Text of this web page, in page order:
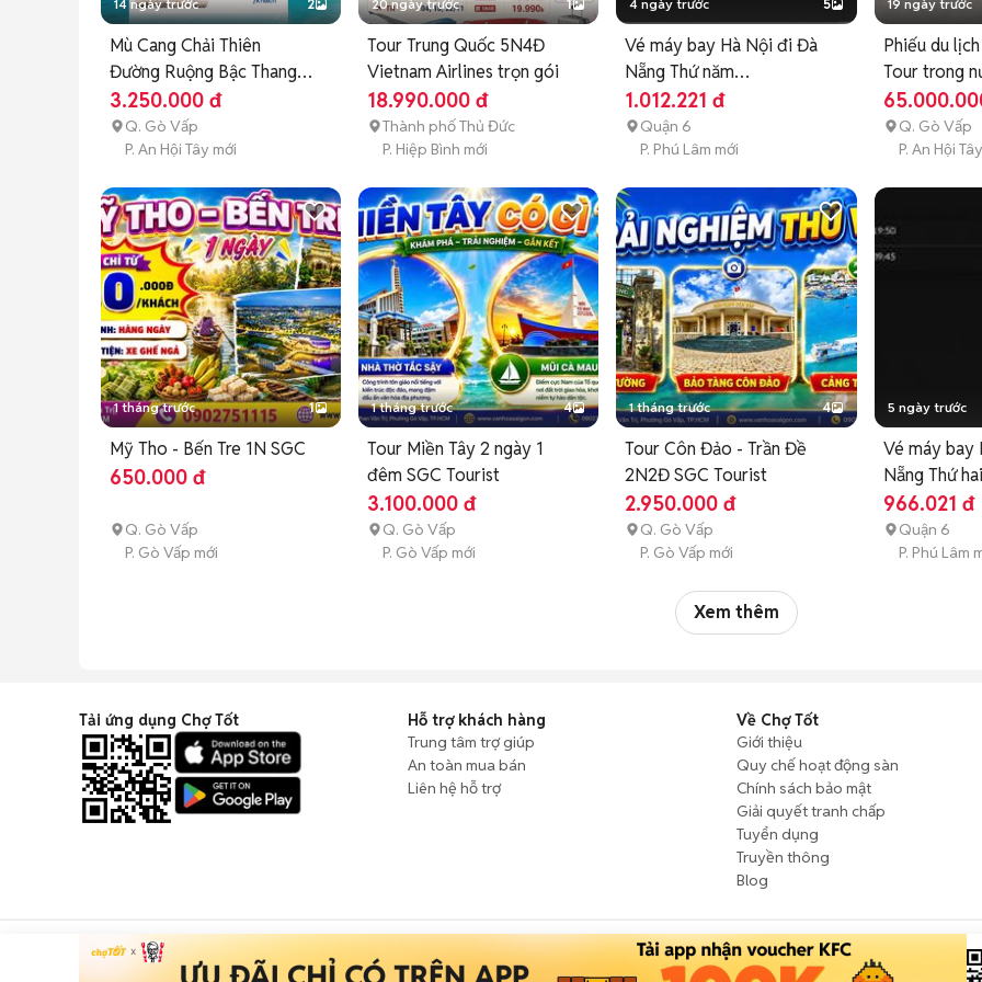
14 ngày trước 2
Mù Cang Chải Thiên
Đường Ruộng Bậc Thang
Tây Bắc
3.250.000 đ
Q. Gò Vấp
P. An Hội Tây mới
20 ngày trước 1
Tour Trung Quốc 5N4Đ
Vietnam Airlines trọn gói
18.990.000 đ
Thành phố Thủ Đức
P. Hiệp Bình mới
4 ngày trước 5
Vé máy bay Hà Nội đi Đà
Nẵng Thứ năm
06/08/2026
1.012.221 đ
Quận 6
P. Phú Lâm mới
19 ngày trước
Phiếu du
Tour trong
Q. Gò Vấp
P. An Hội
1 tháng trước 1
Mỹ Tho - Bến Tre 1N SGC
650.000 đ
Q. Gò Vấp
P. Gò Vấp mới
1 tháng trước 4
Tour Miền Tây 2 ngày 1
đêm SGC Tourist
3.100.000 đ
Q. Gò Vấp
P. Gò Vấp mới
1 tháng trước 4
Tour Côn Đảo - Trần Đề
2N2Đ SGC Tourist
2.950.000 đ
Q. Gò Vấp
P. Gò Vấp mới
5 ngày trước
Vé máy bay
Nẵng Thứ
966.021 đ
Quận 6
P. Phú Lâm
Xem thêm
Tải ứng dụng Chợ Tốt
Hỗ trợ khách hàng
Trung tâm trợ giúp
An toàn mua bán
Liên hệ hỗ trợ
Về Chợ Tốt
Giới thiệu
Quy chế hoạt động sàn
Chính sách bảo mật
Giải quyết tranh chấp
Tuyển dụng
Truyền thông
Blog
CÔNG TY TNHH CHỢ TỐT - Người đại diện theo pháp luật: Nguyễn Trọng Tấn; GPDKKD: 0312120782 do Sở KH & ĐT TP.HCM cấp ngày 11/01/2013;
GPMXH: 185/GP-BTTTT do Bộ Thông tin và Truyền thông cấp ngày 09/07/2024 - Chịu trách nhiệm nội dung: Trần Hoàng Ly.
Chính sách sử dụng